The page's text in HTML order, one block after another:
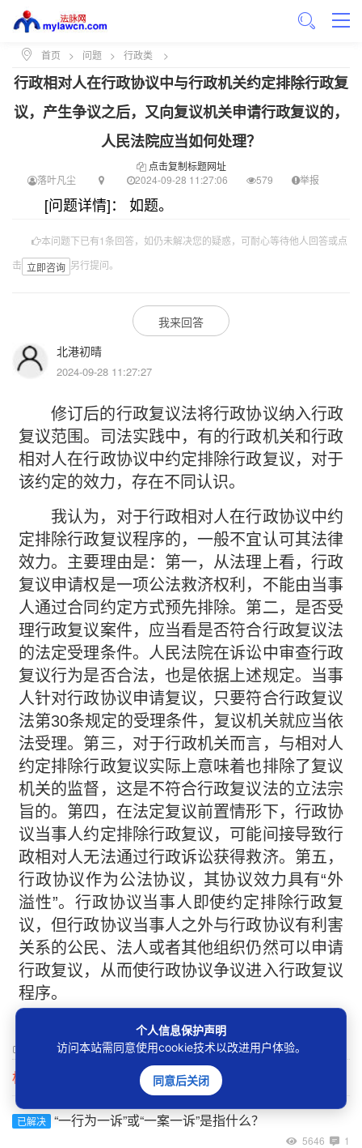
首页 > 问题 > 行政类 >
行政相对人在行政协议中与行政机关约定排除行政复
议，产生争议之后，又向复议机关申请行政复议的，
人民法院应当如何处理？
点击复制标题网址
落叶凡尘
2024-09-28 11:27:06 579 举报
[问题详情]： 如题。
本问题下已有1条回答，如仍未解决您的疑惑，可耐心等待他人回答或点
击 立即咨询 另行提问。
我来回答
北港初晴
2024-09-28 11:27:27
修订后的行政复议法将行政协议纳入行政
复议范围。司法实践中，有的行政机关和行政
相对人在行政协议中约定排除行政复议，对于
该约定的效力，存在不同认识。
我认为，对于行政相对人在行政协议中约
定排除行政复议程序的，一般不宜认可其法律
效力。主要理由是：第一，从法理上看，行政
复议申请权是一项公法救济权利，不能由当事
人通过合同约定方式预先排除。第二，是否受
理行政复议案件，应当看是否符合行政复议法
的法定受理条件。人民法院在诉讼中审查行政
复议行为是否合法，也是依据上述规定。当事
人针对行政协议申请复议，只要符合行政复议
法第30条规定的受理条件，复议机关就应当依
法受理。第三，对于行政机关而言，与相对人
约定排除行政复议实际上意味着也排除了复议
机关的监督，这是不符合行政复议法的立法宗
旨的。第四，在法定复议前置情形下，行政协
议当事人约定排除行政复议，可能间接导致行
政相对人无法通过行政诉讼获得救济。第五，
行政协议作为公法协议，其协议效力具有“外
溢性”。行政协议当事人即使约定排除行政复
议，但行政协议当事人之外与行政协议有利害
关系的公民、法人或者其他组织仍然可以申请
行政复议，从而使行政协议争议进入行政复议
程序。
举报
相关问题
已解决 “一行为一诉”或“一案一诉”是指什么？
5646 1
个人信息保护声明
访问本站需同意使用cookie技术以改进用户体验。
同意后关闭